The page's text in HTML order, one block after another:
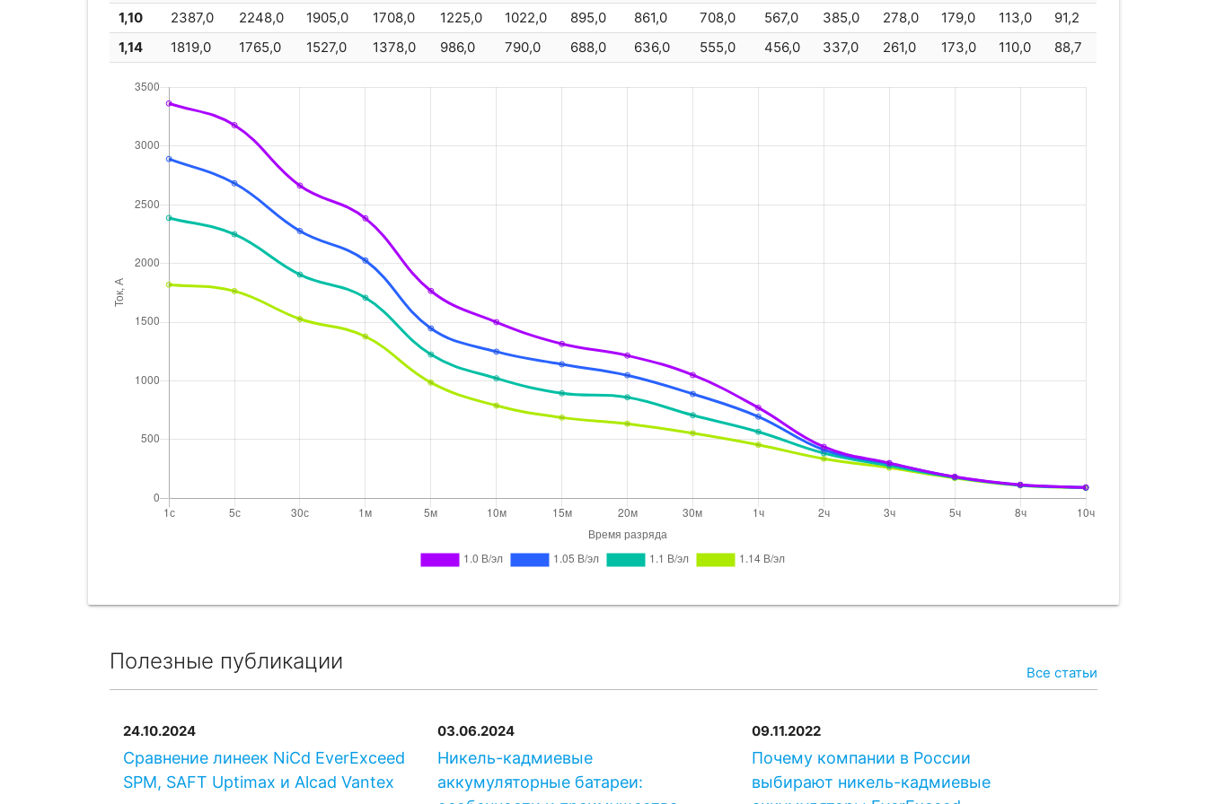
GAZKM 850 P 850
AlcadMB865P 865
SAFTSBM 866 866
AlcadMB940P
AlcadMB1000P 1000
1,10
2387,0 2248,0 1905,0 1708,0 1225,0 1022,0 895,0 861,0 708,0 567,0 385,0 278,0 179,0 113,0
91,2
1,14
1819,0 1765,0 1527,0 1378,0 986,0 790,0 688,0 636,0 555,0 456,0 337,0 261,0 173,0 110,0 88,7
Полезные публикации Все статьи
24.10.2024
Сравнение линеек NiCd EverExceed
SPM, SAFT Uptimax и Alcad Vantex
03.06.2024
Никель-кадмиевые
аккумуляторные батареи:
09.11.2022
Почему компании в России
выбирают никель-кадмиевые